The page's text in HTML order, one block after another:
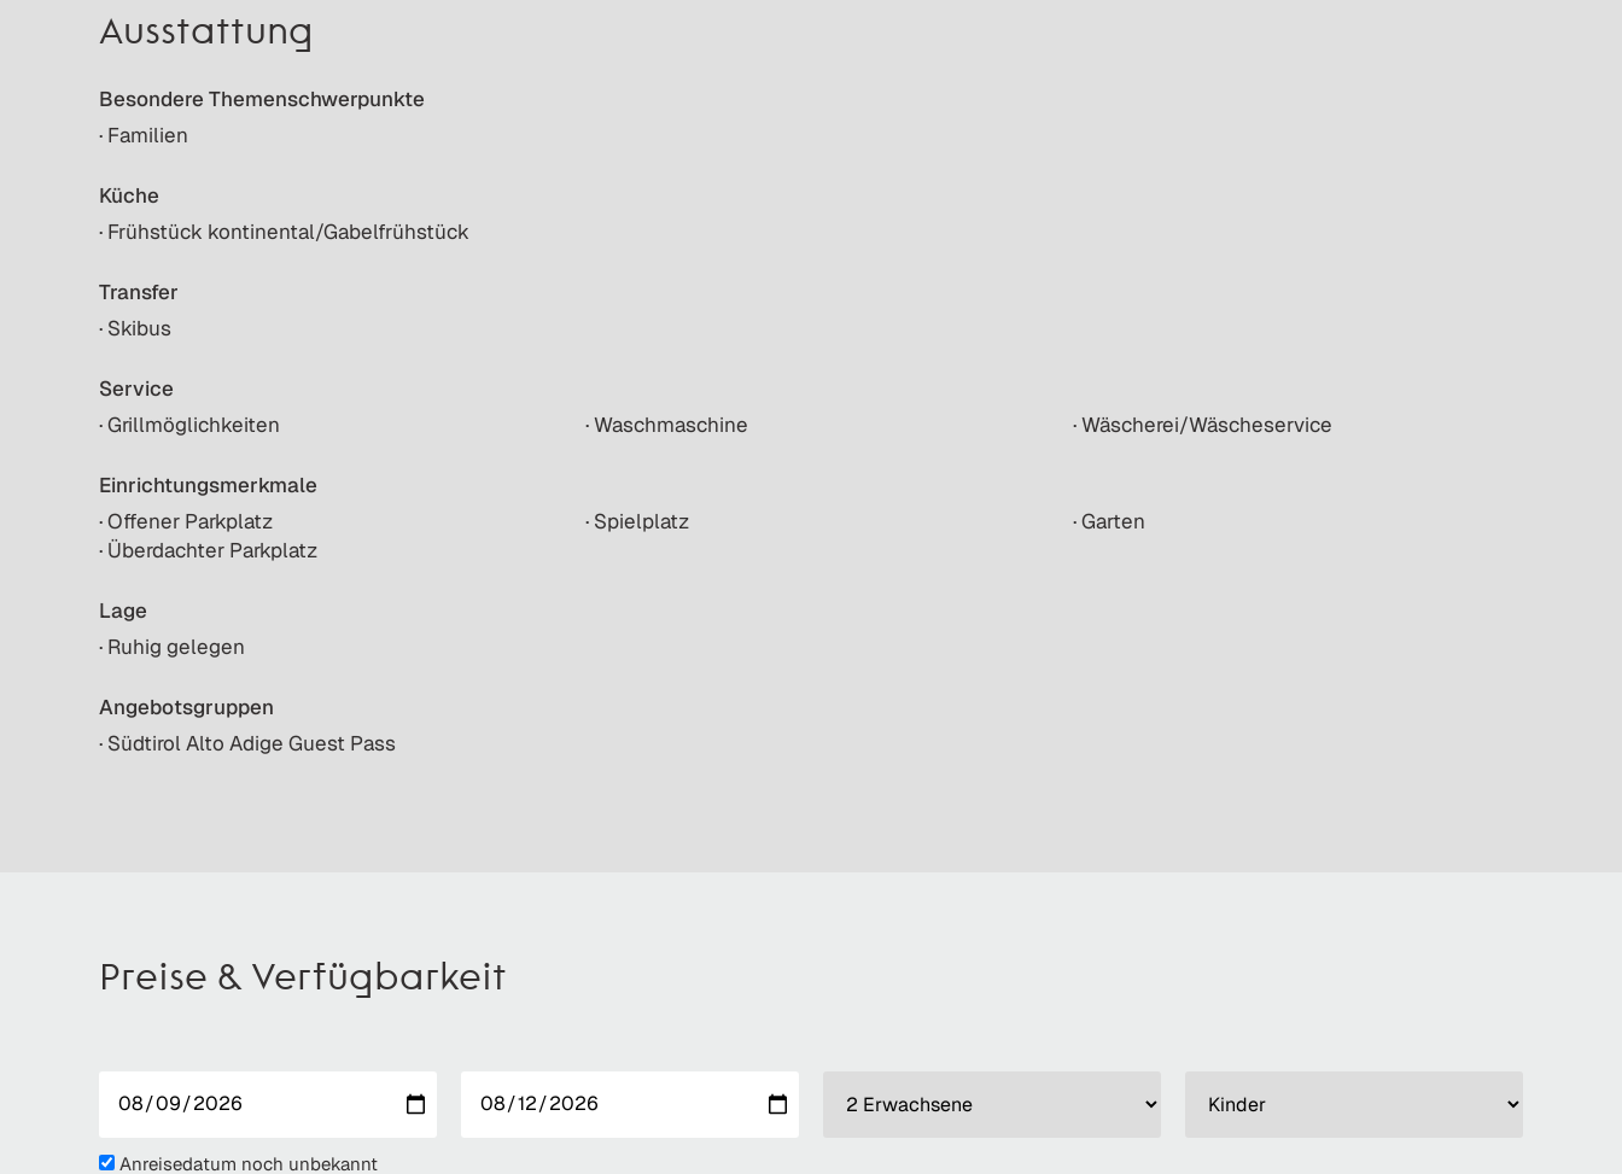
Ausstattung
Besondere Themenschwerpunkte
· Familien
Küche
· Frühstück kontinental/Gabelfrühstück
Transfer
· Skibus
Service
· Grillmöglichkeiten
· Waschmaschine · Wäscherei/Wäscheservice
Einrichtungsmerkmale
· Offener Parkplatz
· Spielplatz
· Garten
· Überdachter Parkplatz
Lage
· Ruhig gelegen
Angebotsgruppen
· Südtirol Alto Adige Guest Pass
Preise & Verfügbarkeit
Anreisedatum noch unbekannt